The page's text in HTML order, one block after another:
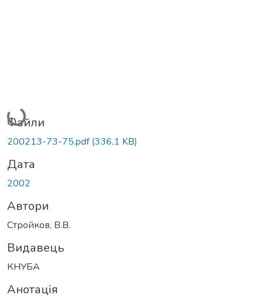
Вантажиться...
Файли
200213-73-75.pdf(336,1 KB)
Дата
2002
Автори
Стройков, В.В.
Видавець
КНУБА
Анотація